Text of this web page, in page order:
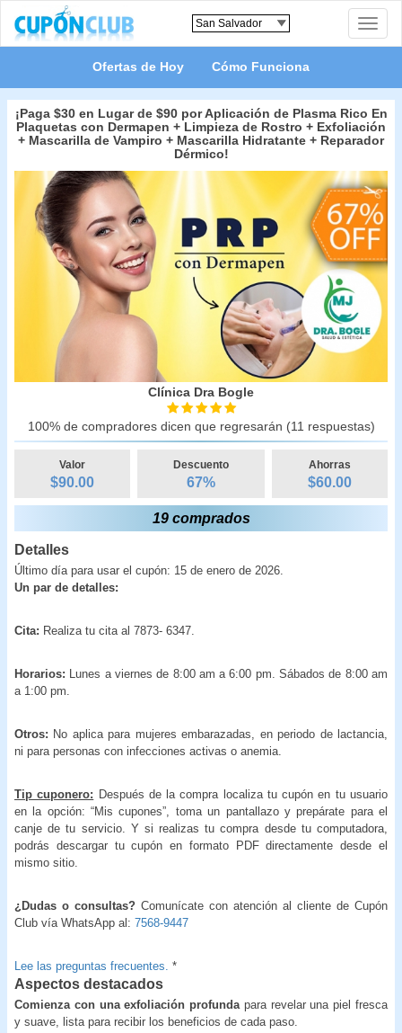
Toggle
Ofertas de Hoy Cómo Funciona
¡Paga $30 en Lugar de $90 por Aplicación de Plasma Rico En
Plaquetas con Dermapen + Limpieza de Rostro + Exfoliación
+ Mascarilla de Vampiro + Mascarilla Hidratante + Reparador
Dérmico!
Clínica Dra Bogle
100% de compradores dicen que regresarán (11 respuestas)
Valor
$90.00
Descuento
67%
Ahorras
$60.00
19 comprados
Detalles
Último día para usar el cupón: 15 de enero de 2026.
Un par de detalles:
Cita: Realiza tu cita al 7873- 6347.
Horarios:
Lunes a viernes de 8:00 am a 6:00 pm. Sábados de 8:00 am
a 1:00 pm.
Otros: No aplica para mujeres embarazadas, en periodo de lactancia,
ni para personas con infecciones activas o anemia.
Tip cuponero: Después de la compra localiza tu cupón en tu usuario
en la opción: “Mis cupones”, toma un pantallazo y prepárate para el
canje de tu servicio. Y si realizas tu compra desde tu computadora,
podrás descargar tu cupón en formato PDF directamente desde el
mismo sitio.
¿Dudas o consultas? Comunícate con atención al cliente de Cupón
Club vía WhatsApp al: 7568-9447
Lee las preguntas frecuentes. *
Aspectos destacados
Comienza con una exfoliación profunda para revelar una piel fresca
y suave, lista para recibir los beneficios de cada paso.